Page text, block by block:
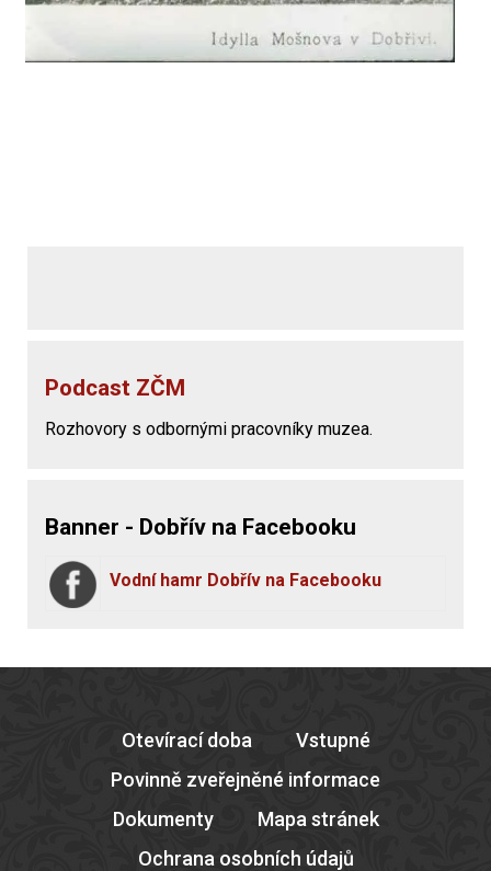
Podcast ZČM
Rozhovory s odbornými pracovníky muzea.
Banner - Dobřív na Facebooku
Vodní hamr Dobřív na Facebooku
Otevírací doba
Vstupné
Povinně zveřejněné informace
Dokumenty
Mapa stránek
Ochrana osobních údajů